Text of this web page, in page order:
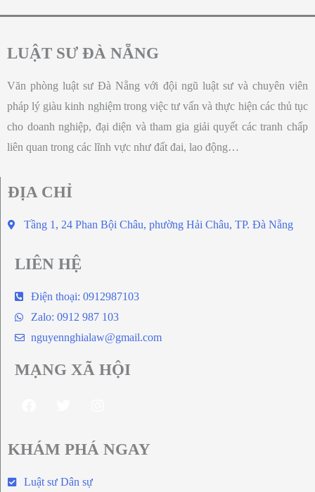
LUẬT SƯ ĐÀ NẴNG
Văn phòng luật sư Đà Nẵng với đội ngũ luật sư và chuyên viên
pháp lý giàu kinh nghiệm trong việc tư vấn và thực hiện các thủ tục
cho doanh nghiệp, đại diện và tham gia giải quyết các tranh chấp
liên quan trong các lĩnh vực như đất đai, lao động…
ĐỊA CHỈ
Tầng 1, 24 Phan Bội Châu, phường Hải Châu, TP. Đà Nẵng
LIÊN HỆ
Điện thoại: 0912987103
Zalo: 0912 987 103
nguyennghialaw@gmail.com
MẠNG XÃ HỘI
KHÁM PHÁ NGAY
Luật sư Dân sự